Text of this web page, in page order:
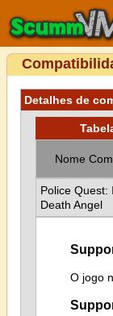
Detalhes de
Nome
Police Quest:
Death Angel
O jogo